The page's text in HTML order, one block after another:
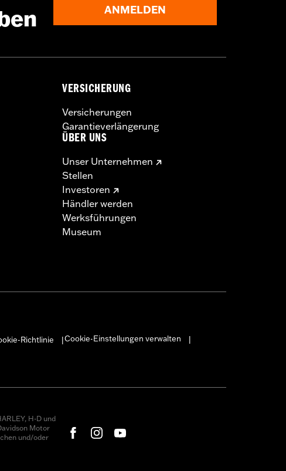
ANMELDEN
VERSICHERUNG
Versicherungen
Garantieverlängerung
ÜBER UNS
Unser Unternehmen
Stellen
Investoren
Händler werden
Werksführungen
Museum
Richtlinie Cookie-Einstellungen verwalten
H-D und
Motor
und/oder